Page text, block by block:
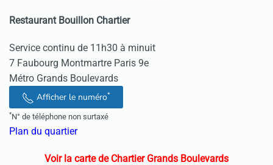
Restaurant Bouillon Chartier
Service continu de 11h30 à minuit
7 Faubourg Montmartre Paris 9e
Métro Grands Boulevards
Afficher le numéro*
*N° de téléphone non surtaxé
Plan du quartier
Voir la carte de Chartier Grands Boulevards